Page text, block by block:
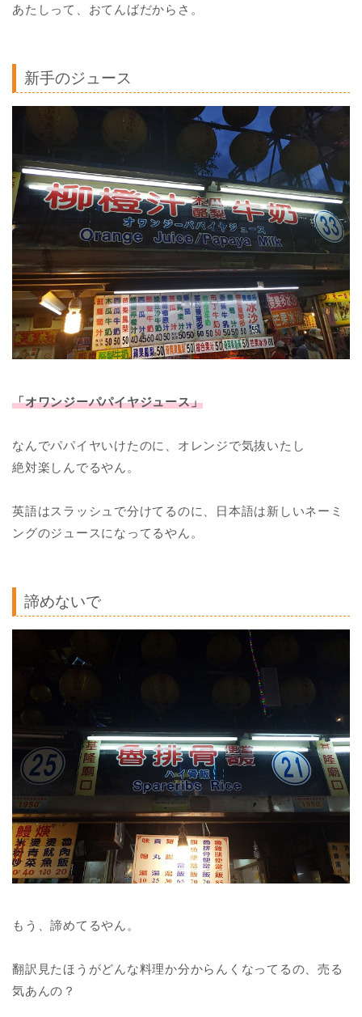
あたしって、おてんばだからさ。
新手のジュース
「オワンジーパパイヤジュース」
なんでパパイヤいけたのに、オレンジで気抜いたし
絶対楽しんでるやん。
英語はスラッシュで分けてるのに、日本語は新しいネーミ
ングのジュースになってるやん。
諦めないで
もう、諦めてるやん。
翻訳見たほうがどんな料理か分からんくなってるの、売る
気あんの？